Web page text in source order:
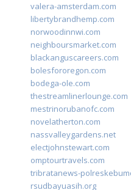
valera-amsterdam.com
libertybrandhemp.com
norwoodinnwi.com
neighboursmarket.com
blackanguscareers.com
bolesfororegon.com
bodega-ole.com
thestreamlinerlounge.com
mestrinorubanofc.com
novelatherton.com
nassvalleygardens.net
electjohnstewart.com
omptourtravels.com
tribratanews-
rsudbayuasih.org